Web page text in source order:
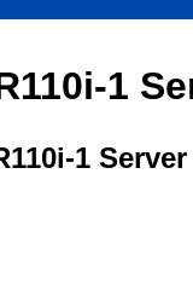
1
1 Server